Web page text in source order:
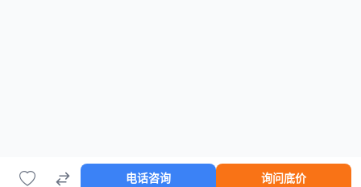
电话咨询 询问底价